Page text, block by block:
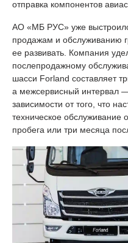
отправка компонентов
АО «МБ РУС» уже
продажам и обслуживанию
ее развивать. Компания
послепродажному
шасси Forland составляет
а межсервисный интервал
зависимости от того, что
техническое обслуживание
пробега или три месяца